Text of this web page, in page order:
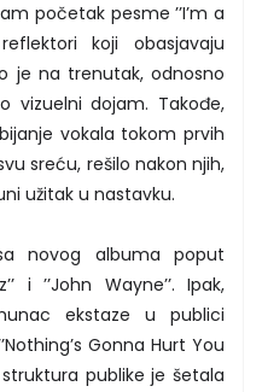
početak pesme ’’I’m a
koji obasjavaju
je na trenutak, odnosno
vizuelni dojam. Takođe,
vokala tokom prvih
sreću, rešilo nakon njih,
užitak u nastavku.
novog albuma poput
i ’’John Wayne’’. Ipak,
ekstaze u publici
Gonna Hurt You
struktura publike je šetala